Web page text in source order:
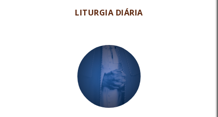
LITURGIA DIÁRIA